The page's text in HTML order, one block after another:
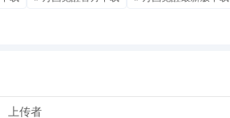
上传者